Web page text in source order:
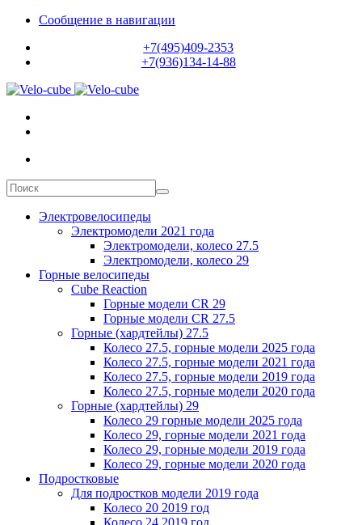
Сообщение в навигации
+7(495)409-2353
+7(936)134-14-88
Электровелосипеды
Электромодели 2021 года
Электромодели, колесо 27.5
Электромодели, колесо 29
Горные велосипеды
Cube Reaction
Горные модели CR 29
Горные модели CR 27.5
Горные (хардтейлы) 27.5
Колесо 27.5, горные модели 2025 года
Колесо 27.5, горные модели 2021 года
Колесо 27.5, горные модели 2019 года
Колесо 27.5, горные модели 2020 года
Горные (хардтейлы) 29
Колесо 29 горные модели 2025 года
Колесо 29, горные модели 2021 года
Колесо 29, горные модели 2019 года
Колесо 29, горные модели 2020 года
Подростковые
Для подростков модели 2019 года
Колесо 20 2019 год
Колесо 24 2019 год